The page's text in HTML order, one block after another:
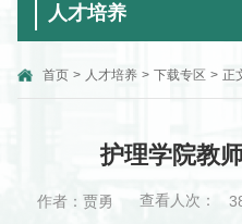
人才培养
首页 > 人才培养 > 下载专区 > 正
护理学院教
作者：贾勇 查看人次：